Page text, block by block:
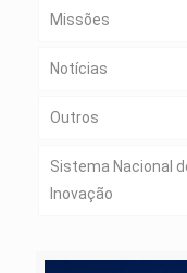
Missões
Notícias
Outros
Sistema Nacional
Inovação